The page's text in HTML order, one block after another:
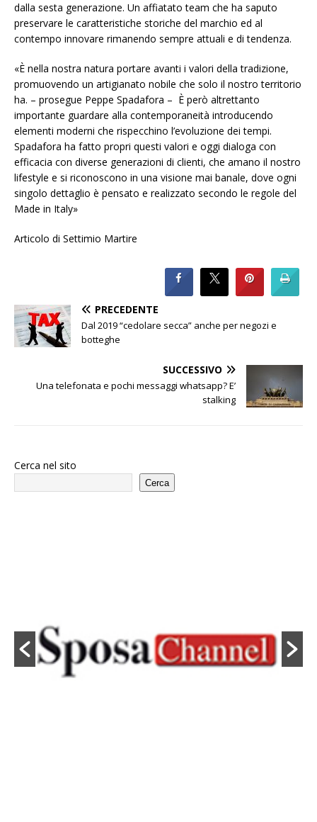
dalla sesta generazione. Un affiatato team che ha saputo
preservare le caratteristiche storiche del marchio ed al
contempo innovare rimanendo sempre attuali e di tendenza.
«È nella nostra natura portare avanti i valori della tradizione,
promuovendo un artigianato nobile che solo il nostro territorio
ha. – prosegue Peppe Spadafora – È però altrettanto
importante guardare alla contemporaneità introducendo
elementi moderni che rispecchino l’evoluzione dei tempi.
Spadafora ha fatto propri questi valori e oggi dialoga con
efficacia con diverse generazioni di clienti, che amano il nostro
lifestyle e si riconoscono in una visione mai banale, dove ogni
singolo dettaglio è pensato e realizzato secondo le regole del
Made in Italy»
Articolo di Settimio Martire
PRECEDENTE
Dal 2019 “cedolare secca” anche per negozi e
botteghe
SUCCESSIVO
Una telefonata e pochi messaggi whatsapp? E’
stalking
Cerca nel sito
Cerca